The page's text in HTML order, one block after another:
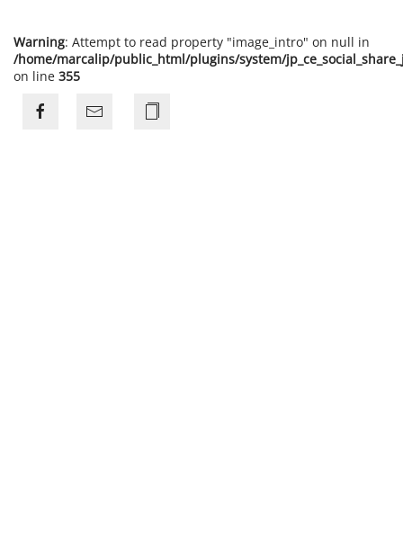
Warning: Attempt to read property "image_intro" on null in
/home/marcalip/public_html/plugins/system/
on line 355